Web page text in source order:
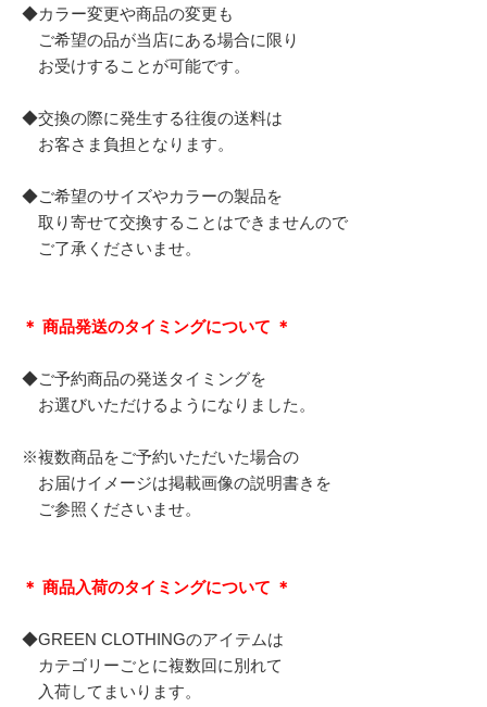
◆カラー変更や商品の変更も
ご希望の品が当店にある場合に限り
お受けすることが可能です。
◆交換の際に発生する往復の送料は
お客さま負担となります。
◆ご希望のサイズやカラーの製品を
取り寄せて交換することはできませんので
ご了承くださいませ。
＊ 商品発送のタイミングについて ＊
◆ご予約商品の発送タイミングを
お選びいただけるようになりました。
※複数商品をご予約いただいた場合の
お届けイメージは掲載画像の説明書きを
ご参照くださいませ。
＊ 商品入荷のタイミングについて ＊
◆GREEN CLOTHINGのアイテムは
カテゴリーごとに複数回に別れて
入荷してまいります。